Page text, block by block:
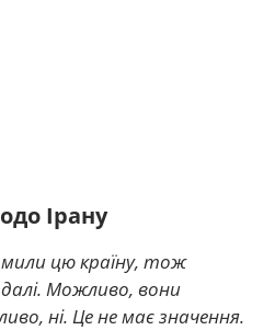
Ірану
цю країну, тож
Можливо, вони
ні. Це не має значення.